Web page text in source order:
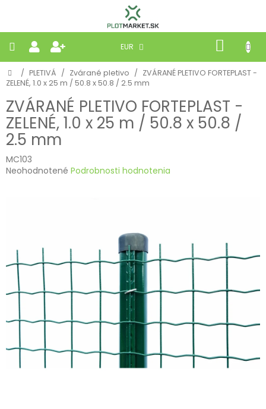
EUR
KOŠÍK
PLETIVÁ
PANELY
BRÁNY
MOBILNÉ
ČLÁNKY
Kalkulácia
zdarma
Mena
(EUR)
Domov
/ PLETIVÁ / Zvárané pletivo / ZVÁRANÉ PLETIVO FORTEPLAST -
ZELENÉ, 1.0 x 25 m / 50.8 x 50.8 / 2.5 mm
ZVÁRANÉ PLETIVO FORTEPLAST -
ZELENÉ, 1.0 x 25 m / 50.8 x 50.8 /
2.5 mm
MC103
Priemerné
hviezdičiek.
Neohodnotené Podrobnosti hodnotenia